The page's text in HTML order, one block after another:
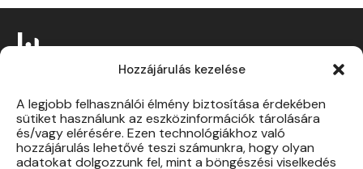
Hozzájárulás kezelése
A legjobb felhasználói élmény biztosítása érdekében
sütiket használunk az eszközinformációk tárolására
és/vagy elérésére. Ezen technológiákhoz való
hozzájárulás lehetővé teszi számunkra, hogy olyan
adatokat dolgozzunk fel, mint a böngészési viselkedés
Szolgáltatások
Rólunk
eDM
Adatbázis építés